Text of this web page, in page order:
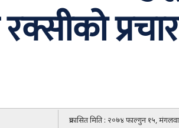
प्रकासित मिति : २०७४ फाल्गुन १५,